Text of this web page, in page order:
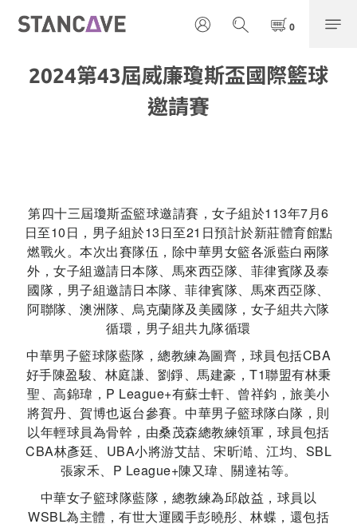
2024第43屆威廉瓊斯盃國際籃球
邀請賽
第四十三屆瓊斯盃籃球邀請賽，女子組於113年7月6
日至10日，男子組於13日至21日預計於新莊體育館點
燃戰火。本次出賽隊伍，除中華男女籃各派藍白兩隊
外，女子組邀請日本隊、馬來西亞隊、菲律賓隊及泰
國隊，男子組邀請日本隊、菲律賓隊、馬來西亞隊、
阿聯隊、澳洲隊、烏克蘭隊及美國隊，女子組共六隊
循環，男子組共九隊循環
中華男子籃球隊藍隊，總教練為圖齊，球員包括CBA
好手陳盈駿、林庭謙、劉錚、馬建豪，T1聯盟有林秉
聖、高錦瑋，P League+有蘇士軒、曾祥鈞，旅美小
將賀丹、賀博也返台參賽。中華男子籃球隊白隊，則
以年輕球員為骨幹，由桑茂森總教練領軍，球員包括
CBA林彥廷、UBA小將游艾喆、宋昕澔、江均、SBL
張家禾、P League+陳又瑋、關達祐等。
中華女子籃球隊藍隊，總教練為邱啟益，球員以
WSBL為主體，有世大運國手彭曉彤、林蝶，還包括